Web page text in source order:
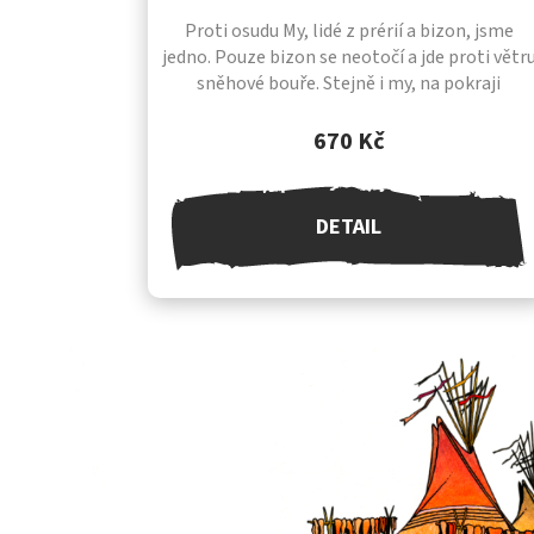
670 Kč
DETAIL
Proti osudu My, lidé z prérií a bizon, jsme
jedno. Pouze bizon se neotočí a jde proti
sněhové bouře. Stejně i my, na pokraji